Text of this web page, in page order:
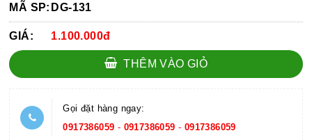
MÃ SP: DG-131
GIÁ: 1.100.000đ
THÊM VÀO GIỎ
Gọi đặt hàng ngay:
0917386059 - 0917386059 - 0917386059